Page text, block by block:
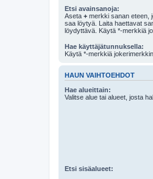
Etsi avainsanoja:
Aseta + merkki sanan eteen,
saa löytyä. Laita haettavat
löydyttävä. Käytä *-merkkiä
Hae käyttäjätunnuksella:
Käytä *-merkkiä
HAUN VAIHTOEHDOT
Hae alueittain:
Valitse alue tai alueet, josta
Etsi sisäalueet: